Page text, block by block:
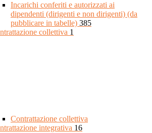
Incarichi conferiti e autorizzati ai
dipendenti (dirigenti e non dirigenti) (da
pubblicare in tabelle) 385
collettiva 1
Contrattazione collettiva
integrativa 16